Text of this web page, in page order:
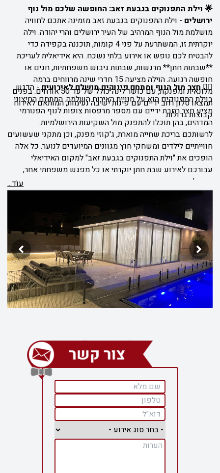
🌟 וילת התפנוקים בגבעת זאב: החופשה שלכם מול נוף
ירושלים - וילת התפנוקים בגבעת זאב מזמינה אתכם לחוויה
מושלמת מול הנוף המרהיב של העיר ירושלים והרי יהודה. וילה
יוקרתית זו, המשתרעת על פני 4 קומות, תוכננה בקפידה כדי
להבטיח לכם נופש או אירוע בלתי נשכח. היא אידיאלית לעריכת
**שבתות חתן** מרגשות, שבתות גיבוש משפחתיות, חגים או
חופשה רגועה. הוילה מציעה 15 חדרי שינה מרווחים ברמה
מלונאית ומפנקת, עם כושר לינה כולל של עד 50 אורחים. בפנים
תמצאו סלון רחב ידיים עם פינות ישיבה נעימות, המותאם לאירוח
קבוצות גדולות.
🏊‍♂️ חצר מול הנוף ומתחם פינוקים מושלם לאירועים-הדגש
בוילת התפנוקים הוא על חוויית האירוח השלמה. המתחם החיצוני
מציע חצר רחבת ידיים עם מספר מרפסות צופות לנוף הפנורמי
המדהים, בהן תוכלו להתפנק מול השקיעות הירושלמיות.
לרשותכם בריכת שחייה מוארת, ג'קוזי מפנק, וכן מתקני שעשועים
חווייתיים לילדים ומשחקי חוץ מגוונים המיועדים לנוער. כל אלה
הופכים את "וילת התפנוקים בגבעת זאב" למקום האידיאלי
עבורכם לאירוע שבת חתן יוקרתי או כל מפגש משפחתי אחר,
המשלב יוקרה, נוחות ונוף מנצח.
עוֹד...